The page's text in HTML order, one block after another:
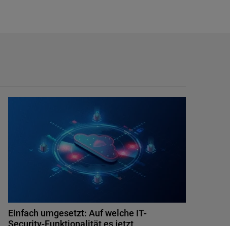
Einfach umgesetzt: Auf welche IT-
Security-Funktionalität es jetzt